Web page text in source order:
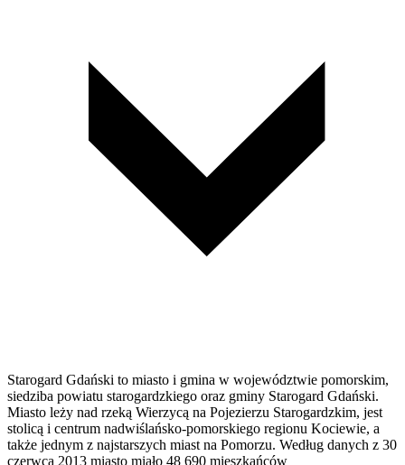
Starogard Gdański to miasto i gmina w województwie pomorskim,
siedziba powiatu starogardzkiego oraz gminy Starogard Gdański.
Miasto leży nad rzeką Wierzycą na Pojezierzu Starogardzkim, jest
stolicą i centrum nadwiślańsko-pomorskiego regionu Kociewie, a
także jednym z najstarszych miast na Pomorzu. Według danych z 30
czerwca 2013 miasto miało 48 690 mieszkańców